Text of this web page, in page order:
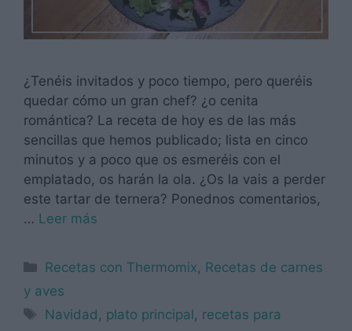
¿Tenéis invitados y poco tiempo, pero queréis
quedar cómo un gran chef? ¿o cenita
romántica? La receta de hoy es de las más
sencillas que hemos publicado; lista en cinco
minutos y a poco que os esmeréis con el
emplatado, os harán la ola. ¿Os la vais a perder
este tartar de ternera? Ponednos comentarios,
… Leer más
Categorías
Recetas con Thermomix, Recetas de carnes
y aves
Etiquetas
Navidad , plato principal, recetas para